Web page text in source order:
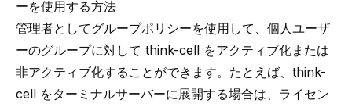
ーを使用する方法
管理者としてグループポリシーを使用して、個人ユーザ
ーのグループに対して think-cell をアクティブ化または
非アクティブ化することができます。たとえば、think-
cell をターミナルサーバーに展開する場合は、ライセン